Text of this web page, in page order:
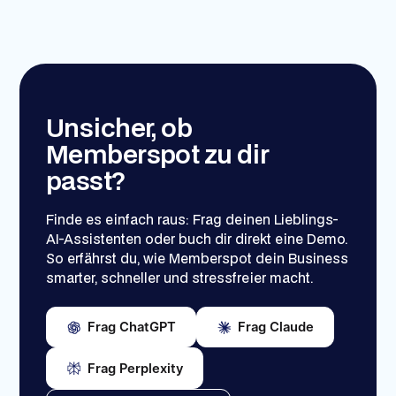
Unsicher, ob
Memberspot zu dir
passt?
Finde es einfach raus: Frag deinen Lieblings-
AI-Assistenten oder buch dir direkt eine Demo.
So erfährst du, wie Memberspot dein Business
smarter, schneller und stressfreier macht.
Frag ChatGPT Frag Claude
Frag Perplexity